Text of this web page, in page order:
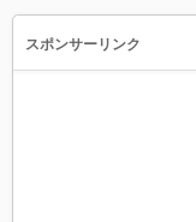
スポンサーリンク